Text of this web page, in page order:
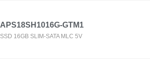
APS18SH1016G-GTM1
SSD 16GB SLIM-SATA MLC 5V